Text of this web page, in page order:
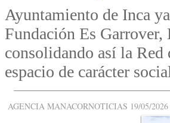
Ayuntamiento de Inca
Fundación Es Garrover,
consolidando así la
espacio de carácter
AGENCIA MANACORNOTICIAS 19/05/